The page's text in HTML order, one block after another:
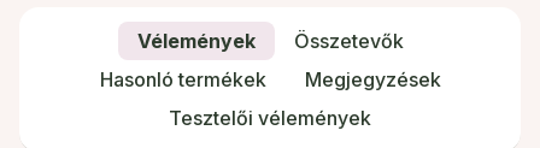
Vélemények
Összetevők
Hasonló termékek
Megjegyzések
Tesztelői vélemények